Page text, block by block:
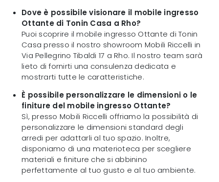
Dove è possibile visionare il mobile ingresso
Ottante di Tonin Casa a Rho?
Puoi scoprire il mobile ingresso Ottante di Tonin
Casa presso il nostro showroom Mobili Riccelli in
Via Pellegrino Tibaldi 17 a Rho. Il nostro team sarà
lieto di fornirti una consulenza dedicata e
mostrarti tutte le caratteristiche.
È possibile personalizzare le dimensioni o le
finiture del mobile ingresso Ottante?
Sì, presso Mobili Riccelli offriamo la possibilità di
personalizzare le dimensioni standard degli
arredi per adattarli al tuo spazio. Inoltre,
disponiamo di una materioteca per scegliere
materiali e finiture che si abbinino
perfettamente al tuo gusto e al tuo ambiente.